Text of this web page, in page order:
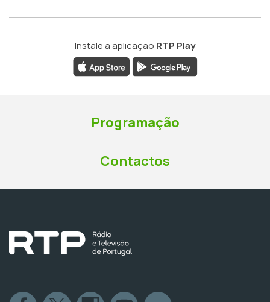
Instale a aplicação RTP Play
Programação
Contactos